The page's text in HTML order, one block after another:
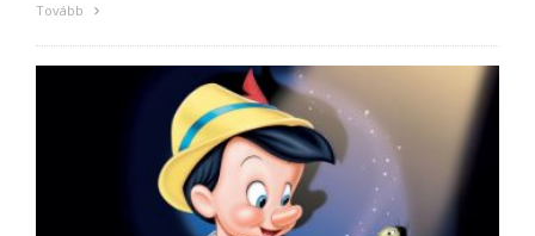
Tovább